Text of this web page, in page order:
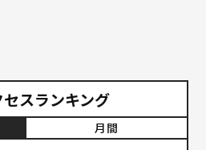
スランキング
月間